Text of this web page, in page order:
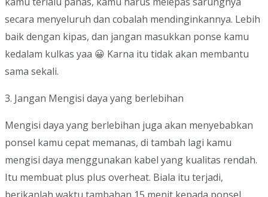
secara menyeluruh dan cobalah mendinginkannya. Lebih
baik dengan kipas, dan jangan masukkan ponse kamu
kedalam kulkas yaa 😀 Karna itu tidak akan membantu
sama sekali.
3. Jangan Mengisi daya yang berlebihan
Mengisi daya yang berlebihan juga akan menyebabkan
ponsel kamu cepat memanas, di tambah lagi kamu
mengisi daya menggunakan kabel yang kualitas rendah.
Itu membuat plus plus overheat. Biala itu terjadi,